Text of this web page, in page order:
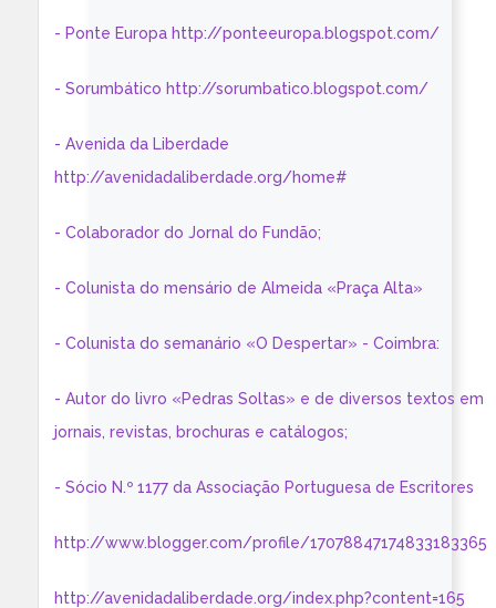
- Ponte Europa http://ponteeuropa.blogspot.com/
- Sorumbático http://sorumbatico.blogspot.com/
- Avenida da Liberdade
http://avenidadaliberdade.org/home#
- Colaborador do Jornal do Fundão;
- Colunista do mensário de Almeida «Praça Alta»
- Colunista do semanário «O Despertar» - Coimbra:
- Autor do livro «Pedras Soltas» e de diversos textos em
jornais, revistas, brochuras e catálogos;
- Sócio N.º 1177 da Associação Portuguesa de Escritores
http://www.blogger.com/profile/17078847174833183365
http://avenidadaliberdade.org/index.php?content=165